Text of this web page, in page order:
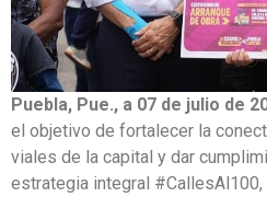
Puebla, Pue., a 07 de julio de
el objetivo de fortalecer la
viales de la capital y dar
estrategia integral